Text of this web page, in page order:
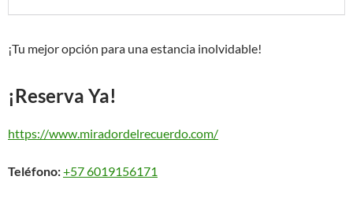
¡Tu mejor opción para una estancia inolvidable!
¡Reserva Ya!
https://www.miradordelrecuerdo.com/
Teléfono:+57 6019156171